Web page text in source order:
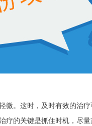
。这时，及时有效的治疗
疗的关键是抓住时机，尽